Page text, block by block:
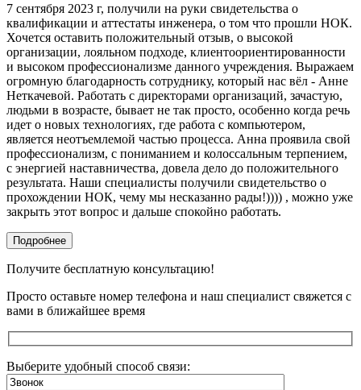
7 сентября 2023 г, получили на руки свидетельства о
квалификации и аттестаты инженера, о том что прошли НОК.
Хочется оставить положительный отзыв, о высокой
организации, лояльном подходе, клиентоориентированности
и высоком профессионализме данного учреждения. Выражаем
огромную благодарность сотруднику, который нас вёл - Анне
Неткачевой. Работать с директорами организаций, зачастую,
людьми в возрасте, бывает не так просто, особенно когда речь
идет о новых технологиях, где работа с компьютером,
является неотъемлемой частью процесса. Анна проявила свой
профессионализм, с пониманием и колоссальным терпением,
с энергией наставничества, довела дело до положительного
результата. Наши специалисты получили свидетельство о
прохождении НОК, чему мы несказанно рады!)))) , можно уже
закрыть этот вопрос и дальше спокойно работать.
Подробнее
Получите бесплатную консультацию!
Просто оставьте номер телефона и наш специалист свяжется с
вами в ближайшее время
Выберите удобный способ связи: